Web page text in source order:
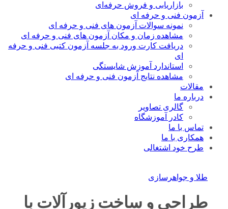
بازاریابی و فروش حرفه‌ای
آزمون فنی و حرفه ای
نمونه سوالات آزمون های فنی و حرفه ای
مشاهده زمان و مکان آزمون های فنی و حرفه ای
دریافت کارت ورود به جلسه آزمون کتبی فنی و حرفه
ای
استاندارد آموزش شایستگی
مشاهده نتایج آزمون فنی و حرفه ای
مقالات
درباره ما
گالری تصاویر
کادر آموزشگاه
تماس با ما
همکاری با ما
طرح خود اشتغالی
طلا و جواهرسازی
طراحی و ساخت زیورآلات با